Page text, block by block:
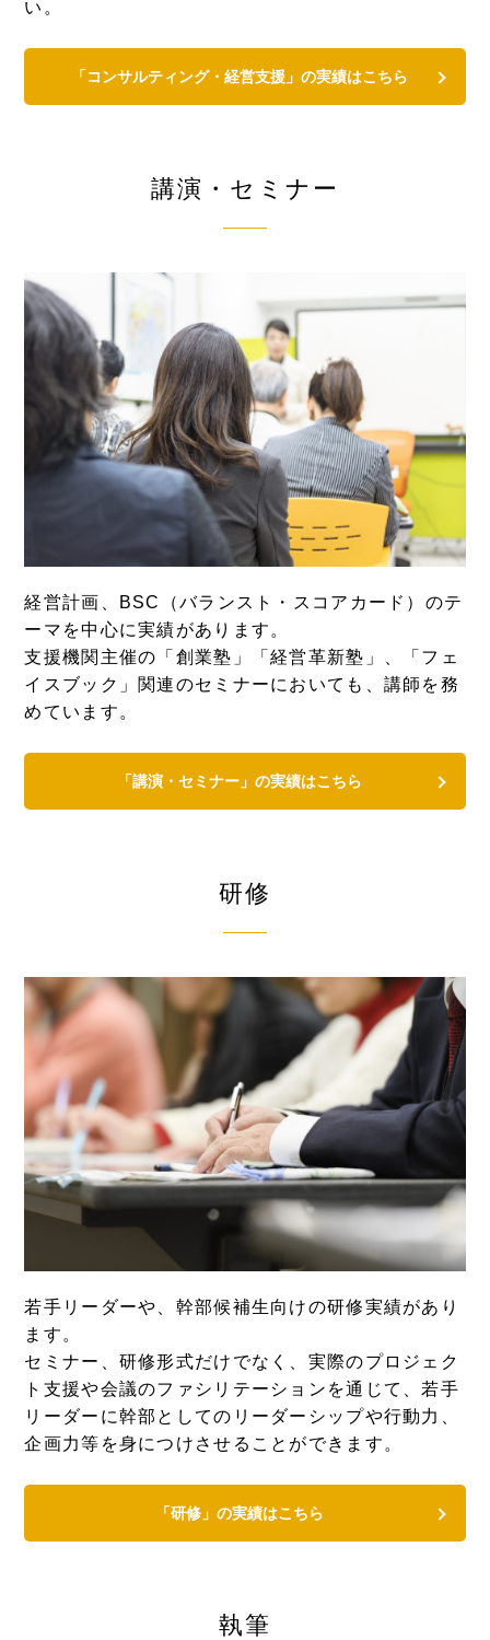
い。
「コンサルティング・経営支援」の実績はこちら
講演・セミナー
経営計画、BSC（バランスト・スコアカード）のテ
ーマを中心に実績があります。
支援機関主催の「創業塾」「経営革新塾」、「フェ
イスブック」関連のセミナーにおいても、講師を務
めています。
「講演・セミナー」の実績はこちら
研修
若手リーダーや、幹部候補生向けの研修実績があり
ます。
セミナー、研修形式だけでなく、実際のプロジェク
ト支援や会議のファシリテーションを通じて、若手
リーダーに幹部としてのリーダーシップや行動力、
企画力等を身につけさせることができます。
「研修」の実績はこちら
執筆